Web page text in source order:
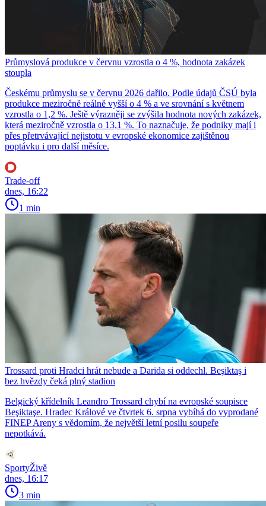
Průmyslová produkce v červnu vzrostla o 4 %, hodnota zakázek
stoupla
Českému průmyslu se v červnu 2026 dařilo. Podle údajů ČSÚ byla
produkce meziročně reálně vyšší o 4 % a ve srovnání s květnem
vzrostla o 1,2 %. Ještě výrazněji se zvýšila hodnota nových zakázek,
která meziročně vzrostla o 13,1 %. To naznačuje, že podniky mají i
přes přetrvávající nejistotu v evropské ekonomice zajištěnou
poptávku i pro další měsíce.
Trade-off
dnes, 16:22
1 min
Trossard proti Hradci hrát nebude a Darida si oddechl. Beşiktaş i
bez hvězdy čeká plný stadion
Belgický křídelník Leandro Trossard chybí na evropské soupisce
Beşiktaşe. Hradec Králové ve čtvrtek 6. srpna vybíhá do vyprodané
FINEP Areny s vědomím, že největší letní posilu soupeře
nepotkává.
SportyŽivě
dnes, 16:17
3 min